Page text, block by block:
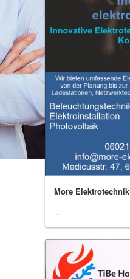
More Elektrotechnik
...